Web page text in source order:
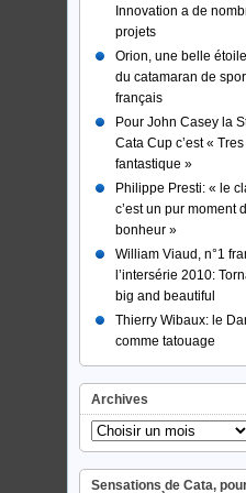
Innovation a de
projets
Orion, une belle
du catamaran de
français
Pour John Casey la
Cata Cup c’est « Tres
fantastique »
Philippe Presti: « le
c’est un pur moment
bonheur »
William Viaud, n°1
l’intersérie 2010:
big and beautiful
Thierry Wibaux: le
comme tatouage
Archives
Sensations de Cata,